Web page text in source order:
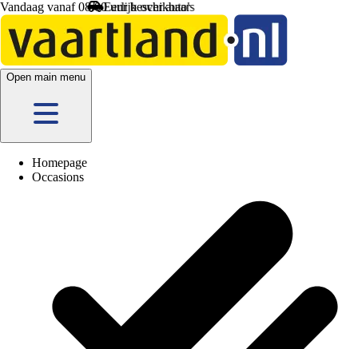
Vandaag vanaf 08:00 uur beschikbaar
Open main menu
Homepage
Occasions